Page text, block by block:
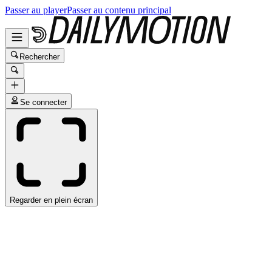
Passer au playerPasser au contenu principal
Rechercher
Se connecter
Regarder en plein écran